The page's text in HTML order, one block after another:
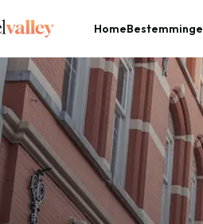
Home
Koffie drinken in Breda: dit zijn de 7 leukste tips